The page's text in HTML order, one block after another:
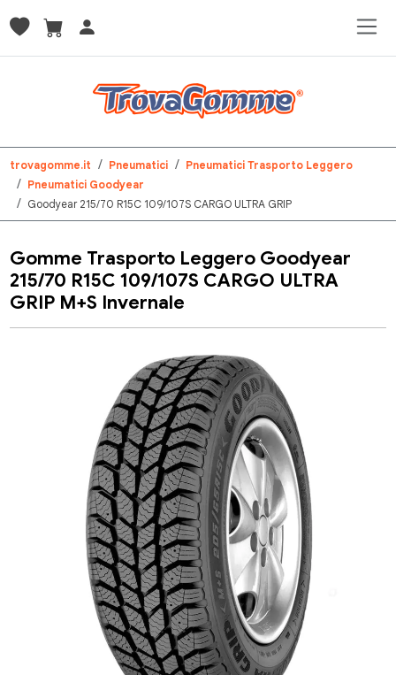
trovagomme.it Pneumatici
Pneumatici Trasporto Leggero
Pneumatici Goodyear
Goodyear 215/70 R15C 109/107S CARGO ULTRA GRIP
Gomme Trasporto Leggero Goodyear
215/70 R15C 109/107S CARGO ULTRA
GRIP M+S Invernale